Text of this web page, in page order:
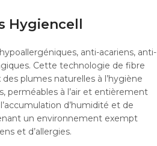
Hygiencell
anti-acariens, anti-
Cette technologie de fibre
plumes naturelles à l’hygiène
perméables à l’air et entièrement
d’humidité et de
un environnement exempt
et d’allergies.